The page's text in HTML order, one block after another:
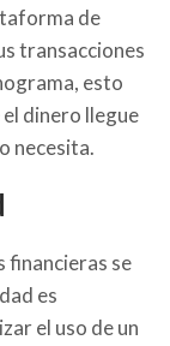
de
transacciones
esto
dinero llegue
necesita.
financieras se
es
el uso de un